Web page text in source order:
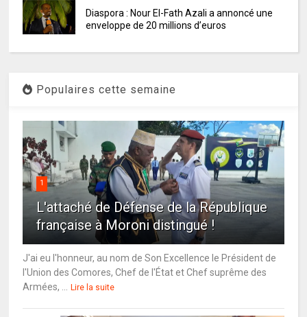
Diaspora : Nour El-Fath Azali a annoncé une
enveloppe de 20 millions d’euros
Populaires cette semaine
1
L'attaché de Défense de la République
française à Moroni distingué !
J'ai eu l'honneur, au nom de Son Excellence le Président de
l'Union des Comores, Chef de l'État et Chef suprême des
Armées, ...
Lire la suite